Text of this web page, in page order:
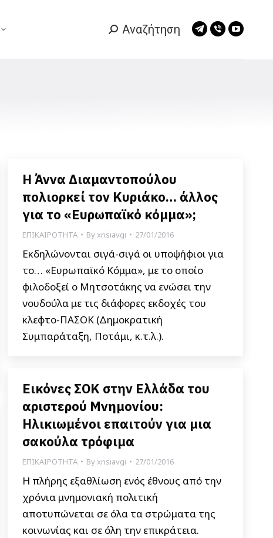
Search:
Αναζήτηση
Telegram
Viber
Η Άννα Διαμαντοπούλου
πολιορκεί τον Κυριάκο… άλλος
για το «Ευρωπαϊκό κόμμα»;
ΕΠΙΚΑΙΡΟΤΗΤΑ Byxrisiavgi 27/01/2016
Εκδηλώνονται σιγά-σιγά οι υποψήφιοι για
το… «Ευρωπαϊκό Κόμμα», με το οποίο
φιλοδοξεί ο Μητσοτάκης να ενώσει την
νουδούλα με τις διάφορες εκδοχές του
κλεφτο-ΠΑΣΟΚ (Δημοκρατική
Συμπαράταξη, Ποτάμι, κ.τ.λ.).
Εικόνες ΣΟΚ στην Ελλάδα του
αριστερού Μνημονίου:
Ηλικιωμένοι επαιτούν για μια
σακούλα τρόφιμα
ΕΠΙΚΑΙΡΟΤΗΤΑ Byxrisiavgi 27/01/2016
Η πλήρης εξαθλίωση ενός έθνους από την
χρόνια μνημονιακή πολιτική
αποτυπώνεται σε όλα τα στρώματα της
κοινωνίας και σε όλη την επικράτεια.